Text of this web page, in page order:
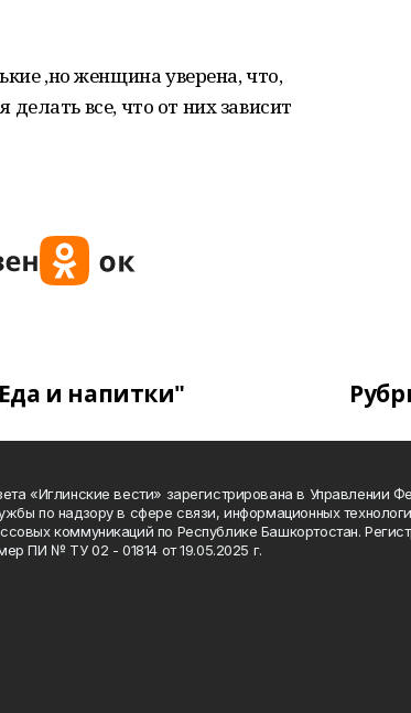
,но женщина уверена, что,
все, что от них зависит
и напитки"
«Иглинские вести» зарегистрирована в Управлении
по надзору в сфере связи, информационных
коммуникаций по Республике Башкортостан.
ПИ № ТУ 02 - 01814 от 19.05.2025 г.